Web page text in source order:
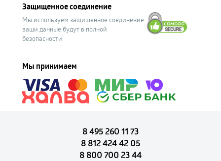
Защищенное соединение
Мы используем защищенное соединение
ваши данные будут в полной
безопасности
Мы принимаем
8 495 260 11 73
8 812 424 42 05
8 800 700 23 44